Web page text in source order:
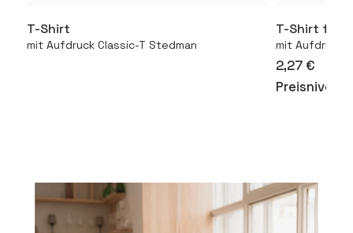
T-Shirt
mit Aufdruck Classic-T Stedman
T-Shirt für
mit Aufdruck
2,27 €
Preisniveau